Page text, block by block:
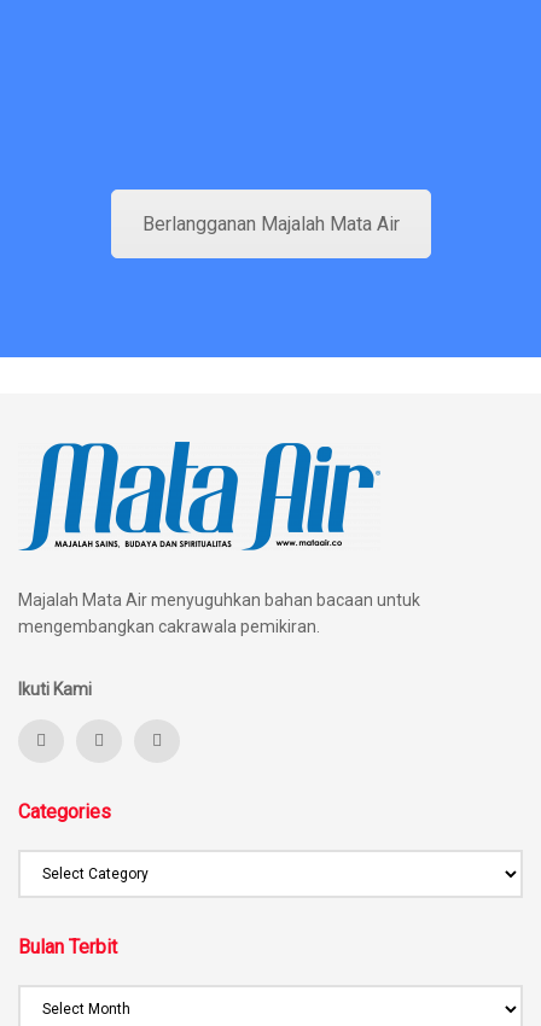
Berlangganan Majalah Mata Air
Majalah Mata Air menyuguhkan bahan bacaan untuk
mengembangkan cakrawala pemikiran.
Ikuti Kami
Categories
Bulan Terbit